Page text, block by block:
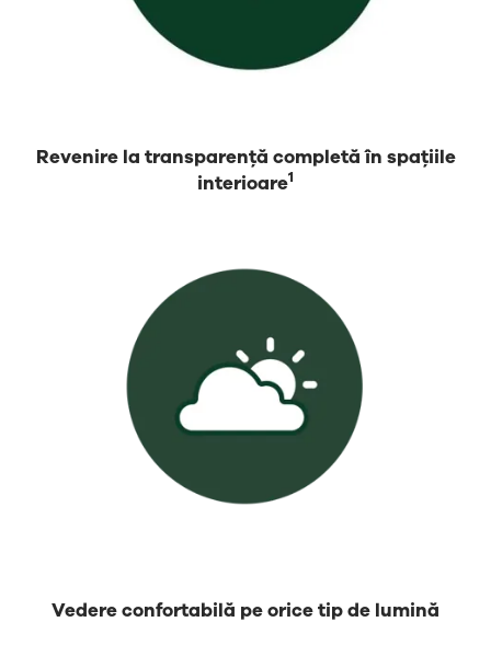
Revenire la transparență completă în spațiile
interioare1
Vedere confortabilă pe orice tip de lumină